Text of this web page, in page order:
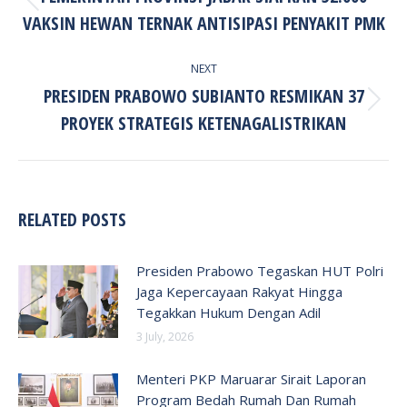
Previous
post:
VAKSIN HEWAN TERNAK ANTISIPASI PENYAKIT PMK
NEXT
Next
post:
PRESIDEN PRABOWO SUBIANTO RESMIKAN 37
PROYEK STRATEGIS KETENAGALISTRIKAN
RELATED POSTS
Presiden Prabowo Tegaskan HUT Polri
Jaga Kepercayaan Rakyat Hingga
Tegakkan Hukum Dengan Adil
3 July, 2026
Menteri PKP Maruarar Sirait Laporan
Program Bedah Rumah Dan Rumah